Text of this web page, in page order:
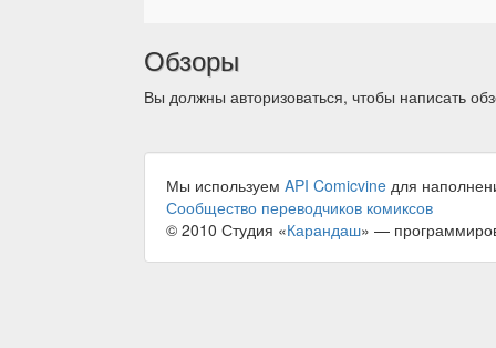
Обзоры
Вы должны авторизоваться, чтобы написать
Мы используем API Comicvine для
Сообщество переводчиков комиксов
© 2010 Студия «Карандаш» —